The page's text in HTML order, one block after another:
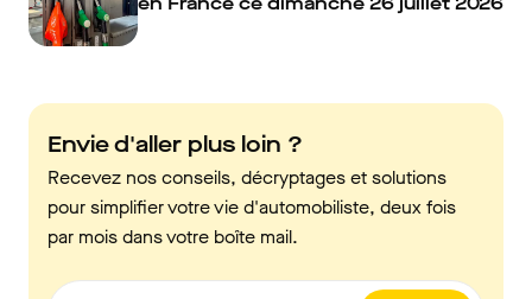
Envie d'aller plus loin ?
Recevez nos conseils, décryptages et solutions
pour simplifier votre vie d'automobiliste, deux fois
par mois dans votre boîte mail.